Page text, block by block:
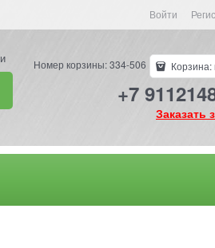
Войти
Номер корзины: 334-506 Корзина:
+7
Заказать